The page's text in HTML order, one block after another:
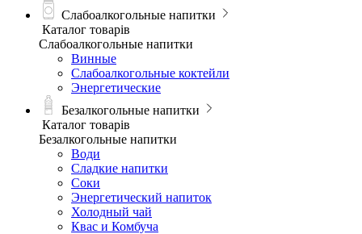
Слабоалкогольные напитки
Каталог товарів
Слабоалкогольные напитки
Винные
Слабоалкогольные коктейли
Энергетические
Безалкогольные напитки
Каталог товарів
Безалкогольные напитки
Води
Сладкие напитки
Соки
Энергетический напиток
Холодный чай
Квас и Комбуча